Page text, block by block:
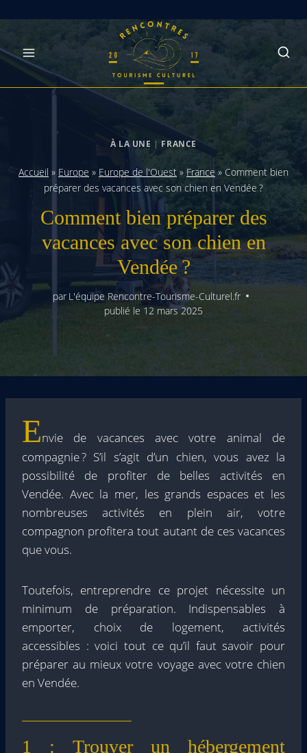
to
content
À LA UNE | FRANCE
Accueil » Europe » Europe de l'Ouest » France » Comment bien
préparer des vacances avec son chien en Vendée ?
Comment bien préparer des
vacances avec son chien en
Vendée ?
par L'équipe Rencontre-Tourisme-Culturel.fr
publié le 12 mars 2025
Envie de vacances avec votre animal de
compagnie ? S’il s’agit d’un chien, vous avez la
possibilité de profiter de belles activités en
Vendée. Avec la mer, les grands espaces et les
nombreuses activités en plein air, votre
compagnon profitera tout autant de ces vacances
que vous.
Toutefois, entreprendre ce projet nécessite un
minimum de préparation. Indispensables à
emporter, choix de logement, activités
accessibles : voici tout ce qu’il faut savoir pour
préparer au mieux votre voyage avec votre chien
en Vendée.
1 : Trouver un hébergement